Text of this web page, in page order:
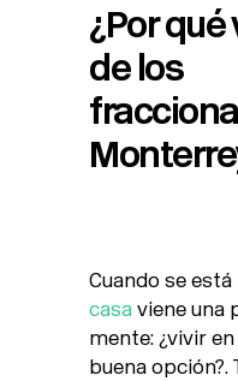
¿Por
de los
Cuando se
casa viene una
mente: ¿vivir
buena opción?.